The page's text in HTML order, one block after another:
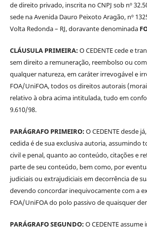
de direito privado, inscrita no CNPJ sob nº
sede na Avenida Dauro Peixoto Aragão, nº
Volta Redonda – RJ, doravante denominada
CLÁUSULA PRIMEIRA:O CEDENTE cede e
sem direito a remuneração, reembolso ou
qualquer natureza, em caráter irrevogável e
FOA/UniFOA, todos os direitos autorais
relativo à obra acima intitulada, tudo em
9.610/98.
PARÁGRAFO PRIMEIRO:O CEDENTE desde
cedida é de sua exclusiva autoria, assumindo
civil e penal, quanto ao conteúdo, citações e
parte de seu conteúdo, bem como, por
judiciais ou extrajudiciais em decorrência de
devendo concordar inequivocamente com a
FOA/UniFOA do polo passivo de quaisquer
PARÁGRAFO SEGUNDO:O CEDENTE assume